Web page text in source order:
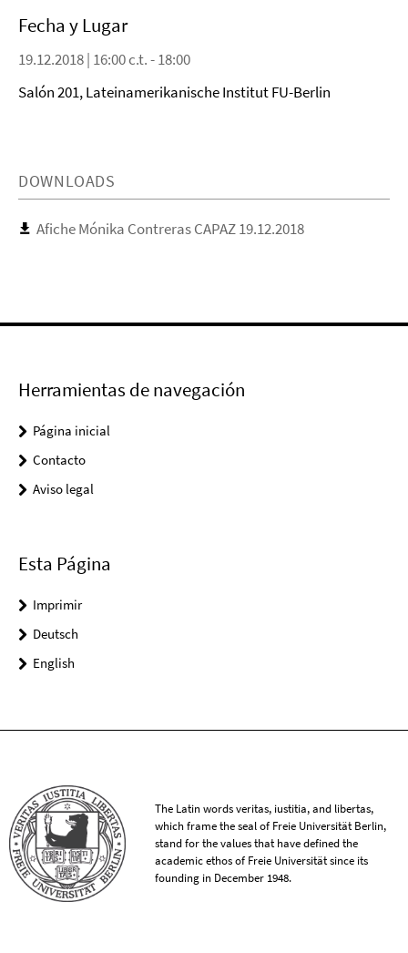
Fecha y Lugar
19.12.2018 | 16:00 c.t. - 18:00
Salón 201, Lateinamerikanische Institut FU-Berlin
DOWNLOADS
Afiche Mónika Contreras CAPAZ 19.12.2018
Herramientas de navegación
Página inicial
Contacto
Aviso legal
Esta Página
Imprimir
Deutsch
English
The Latin words veritas, iustitia, and libertas,
which frame the seal of Freie Universität Berlin,
stand for the values that have defined the
academic ethos of Freie Universität since its
founding in December 1948.